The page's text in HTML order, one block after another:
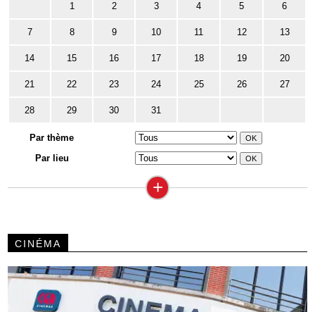
1 2 3 4 5 6
7 8 9 10 11 12 13
14 15 16 17 18 19 20
21 22 23 24 25 26 27
28 29 30 31
Par thème
Par lieu
+
CINÉMA